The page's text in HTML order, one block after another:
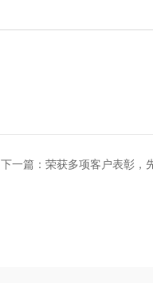
下一篇：荣获多项客户表彰，